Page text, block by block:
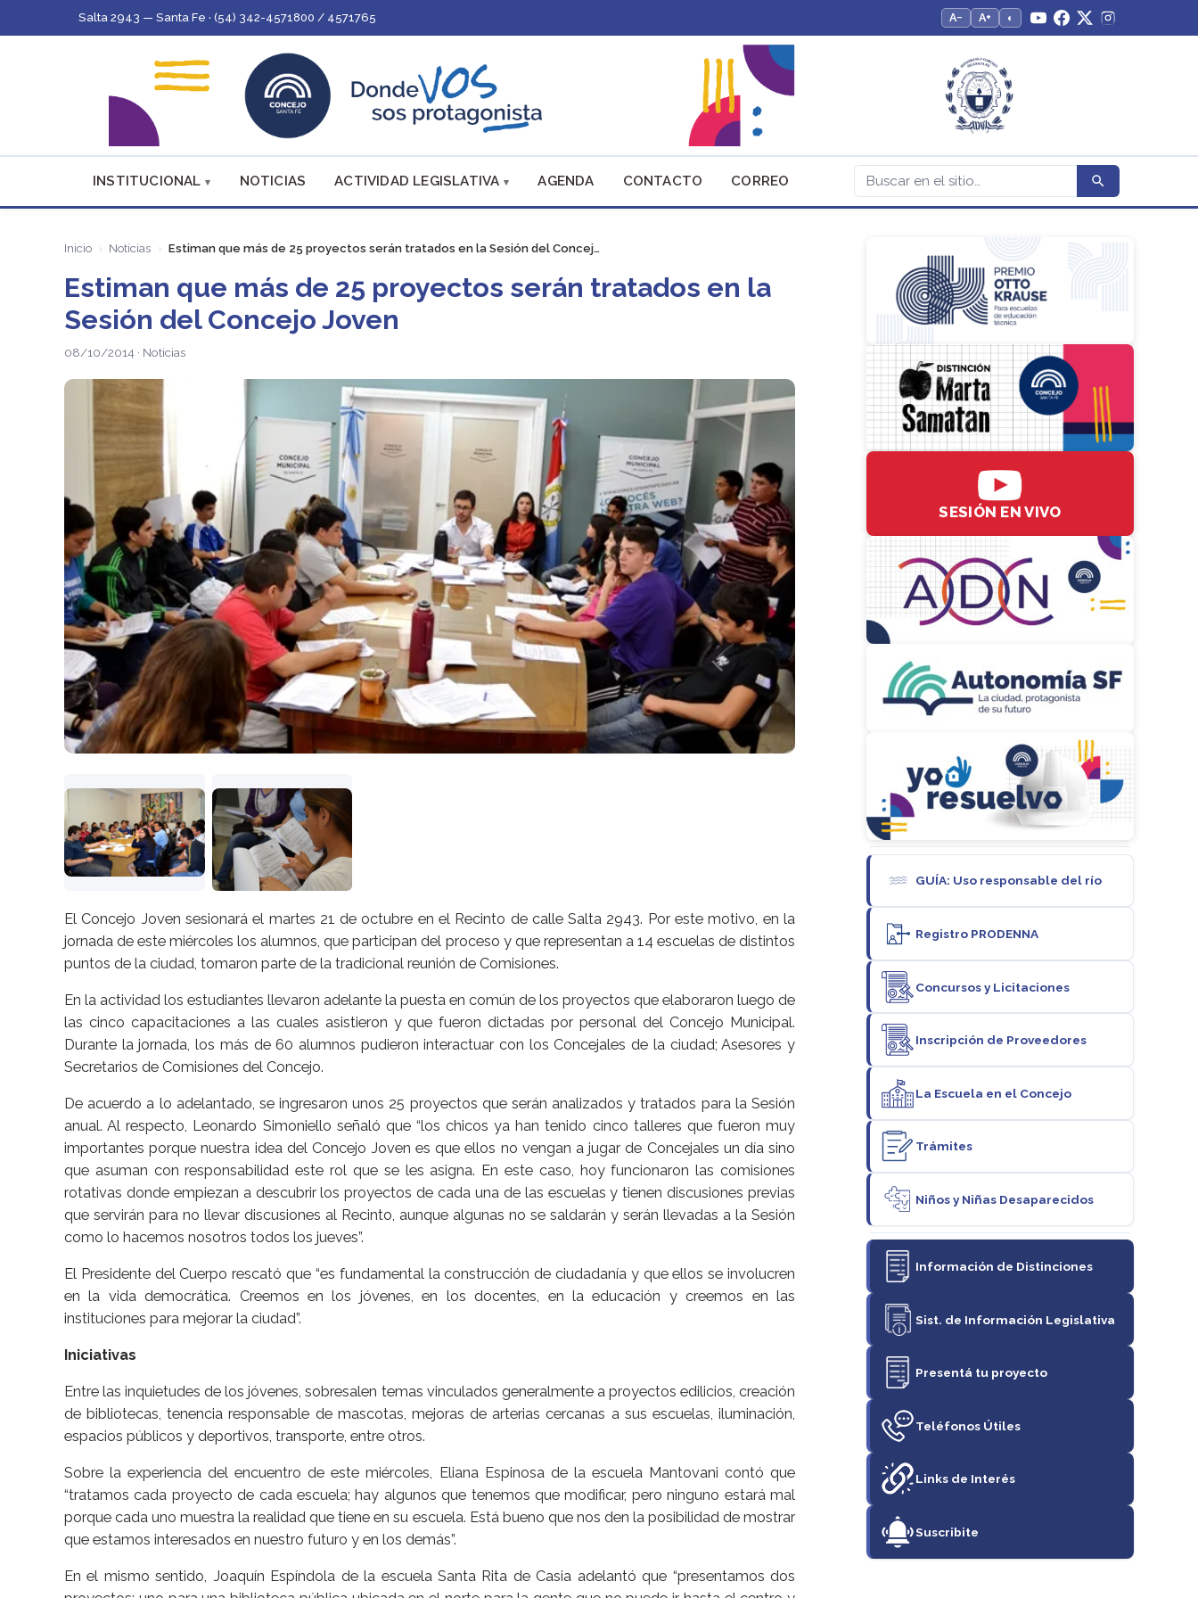
Salta 2943 — Santa Fe · (54) 342-4571800 / 4571765 A− A+ ◐
INSTITUCIONAL NOTICIAS ACTIVIDAD LEGISLATIVA AGENDA CONTACTO CORREO
Inicio Noticias Estiman que más de 25 proyectos serán tratados en la Sesión del Concej…
Estiman que más de 25 proyectos serán tratados en la
Sesión del Concejo Joven
08/10/2014 · Noticias
El Concejo Joven sesionará el martes 21 de octubre en el Recinto de calle Salta 2943. Por este motivo, en la
jornada de este miércoles los alumnos, que participan del proceso y que representan a 14 escuelas de distintos
puntos de la ciudad, tomaron parte de la tradicional reunión de Comisiones.
En la actividad los estudiantes llevaron adelante la puesta en común de los proyectos que elaboraron luego de
las cinco capacitaciones a las cuales asistieron y que fueron dictadas por personal del Concejo Municipal.
Durante la jornada, los más de 60 alumnos pudieron interactuar con los Concejales de la ciudad; Asesores y
Secretarios de Comisiones del Concejo.
De acuerdo a lo adelantado, se ingresaron unos 25 proyectos que serán analizados y tratados para la Sesión
anual. Al respecto, Leonardo Simoniello señaló que “los chicos ya han tenido cinco talleres que fueron muy
importantes porque nuestra idea del Concejo Joven es que ellos no vengan a jugar de Concejales un día sino
que asuman con responsabilidad este rol que se les asigna. En este caso, hoy funcionaron las comisiones
rotativas donde empiezan a descubrir los proyectos de cada una de las escuelas y tienen discusiones previas
que servirán para no llevar discusiones al Recinto, aunque algunas no se saldarán y serán llevadas a la Sesión
como lo hacemos nosotros todos los jueves”.
El Presidente del Cuerpo rescató que “es fundamental la construcción de ciudadanía y que ellos se involucren
en la vida democrática. Creemos en los jóvenes, en los docentes, en la educación y creemos en las
instituciones para mejorar la ciudad”.
Iniciativas
Entre las inquietudes de los jóvenes, sobresalen temas vinculados generalmente a proyectos edilicios, creación
de bibliotecas, tenencia responsable de mascotas, mejoras de arterias cercanas a sus escuelas, iluminación,
espacios públicos y deportivos, transporte, entre otros.
Sobre la experiencia del encuentro de este miércoles, Eliana Espinosa de la escuela Mantovani contó que
“tratamos cada proyecto de cada escuela; hay algunos que tenemos que modificar, pero ninguno estará mal
porque cada uno muestra la realidad que tiene en su escuela. Está bueno que nos den la posibilidad de mostrar
que estamos interesados en nuestro futuro y en los demás”.
En el mismo sentido, Joaquín Espíndola de la escuela Santa Rita de Casia adelantó que “presentamos dos
SESIÓN EN VIVO
GUÍA: Uso responsable del río
Registro PRODENNA
Concursos y Licitaciones
Inscripción de Proveedores
La Escuela en el Concejo
Trámites
Niños y Niñas Desaparecidos
Información de Distinciones
Sist. de Información Legislativa
Presentá tu proyecto
Teléfonos Útiles
Links de Interés
Suscribite